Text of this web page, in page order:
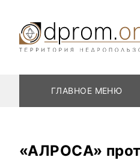
ГЛАВНОЕ МЕНЮ
«АЛРОСА»